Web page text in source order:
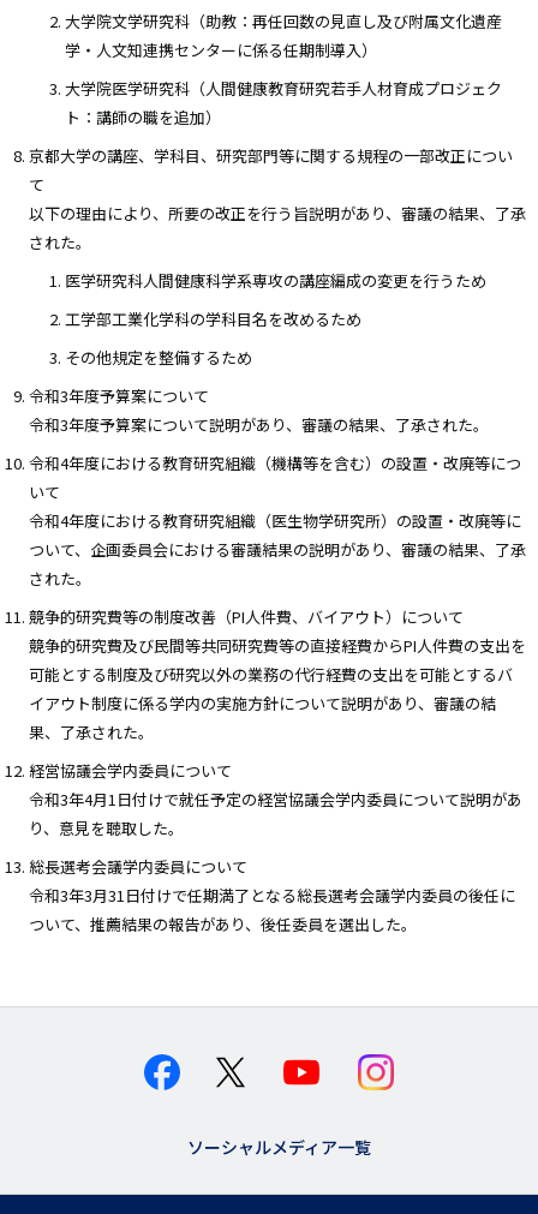
大学院文学研究科（助教：再任回数の見直し及び附属文化遺産
学・人文知連携センターに係る任期制導入）
大学院医学研究科（人間健康教育研究若手人材育成プロジェク
ト：講師の職を追加）
京都大学の講座、学科目、研究部門等に関する規程の一部改正につい
て
以下の理由により、所要の改正を行う旨説明があり、審議の結果、了承
された。
医学研究科人間健康科学系専攻の講座編成の変更を行うため
工学部工業化学科の学科目名を改めるため
その他規定を整備するため
令和3年度予算案について
令和3年度予算案について説明があり、審議の結果、了承された。
令和4年度における教育研究組織（機構等を含む）の設置・改廃等につ
いて
令和4年度における教育研究組織（医生物学研究所）の設置・改廃等に
ついて、企画委員会における審議結果の説明があり、審議の結果、了承
された。
競争的研究費等の制度改善（PI人件費、バイアウト）について
競争的研究費及び民間等共同研究費等の直接経費からPI人件費の支出を
可能とする制度及び研究以外の業務の代行経費の支出を可能とするバ
イアウト制度に係る学内の実施方針について説明があり、審議の結
果、了承された。
経営協議会学内委員について
令和3年4月1日付けで就任予定の経営協議会学内委員について説明があ
り、意見を聴取した。
総長選考会議学内委員について
令和3年3月31日付けで任期満了となる総長選考会議学内委員の後任に
ついて、推薦結果の報告があり、後任委員を選出した。
ソーシャルメディア一覧